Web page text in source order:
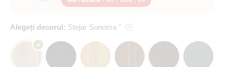
Alegeți decorul: Stejar Sonoma